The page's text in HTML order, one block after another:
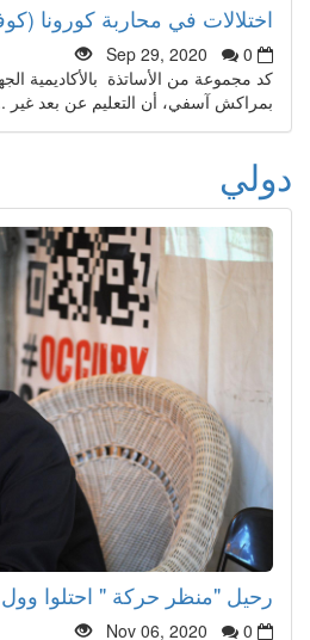
اختلالات في محاربة كورونا (كوفيد19) بالأكاديم
Sep 29, 2020
0
كد مجموعة من الأساتذة بالأكاديمية
بمراكش آسفي، أن التعليم عن بعد غير ...
دولي
رحيل "منظر حركة " احتلوا وول
Nov 06, 2020 0